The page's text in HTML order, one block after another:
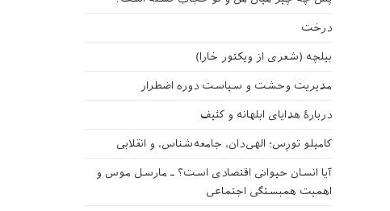
درخت
بیلچه (شعری از ویکتور خارا)
مدیریت وحشت و سیاست دوره اضطرار
دربارهٔ هدایای ابلهانه و کثیف
کامیلو تورِس؛ الهی‌دان، جامعه‌شناس، و انقلابی
آیا انسان حیوانی اقتصادی است؟ ـ مارسل موس و
اهمیت همبستگی اجتماعی